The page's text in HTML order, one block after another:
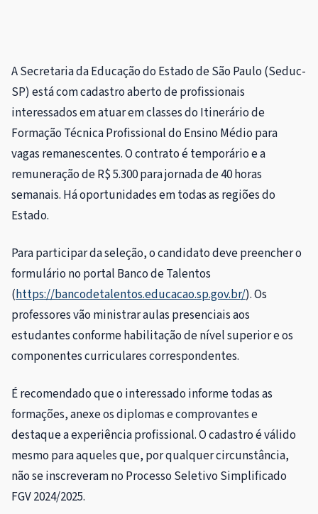
A Secretaria da Educação do Estado de São Paulo (Seduc-
SP) está com cadastro aberto de profissionais
interessados em atuar em classes do Itinerário de
Formação Técnica Profissional do Ensino Médio para
vagas remanescentes. O contrato é temporário e a
remuneração de R$ 5.300 para jornada de 40 horas
semanais. Há oportunidades em todas as regiões do
Estado.
Para participar da seleção, o candidato deve preencher o
formulário no portal Banco de Talentos
(https://bancodetalentos.educacao.sp.gov.br/). Os
professores vão ministrar aulas presenciais aos
estudantes conforme habilitação de nível superior e os
componentes curriculares correspondentes.
É recomendado que o interessado informe todas as
formações, anexe os diplomas e comprovantes e
destaque a experiência profissional. O cadastro é válido
mesmo para aqueles que, por qualquer circunstância,
não se inscreveram no Processo Seletivo Simplificado
FGV 2024/2025.